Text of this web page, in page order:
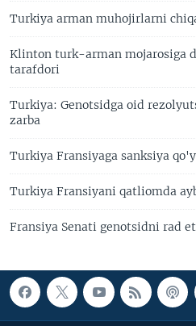
Turkiya arman muhojirlarni
Klinton turk-arman mojarosiga
tarafdori
Turkiya: Genotsidga oid
zarba
Turkiya Fransiyaga sanksiya
Turkiya Fransiyani qatliomda
Fransiya Senati genotsidni rad